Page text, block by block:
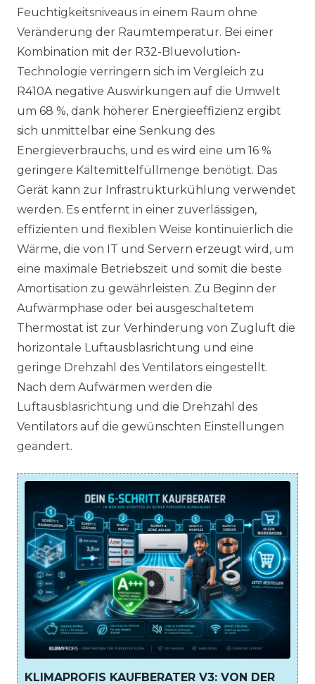
Feuchtigkeitsniveaus in einem Raum ohne
Veränderung der Raumtemperatur. Bei einer
Kombination mit der R32-Bluevolution-
Technologie verringern sich im Vergleich zu
R410A negative Auswirkungen auf die Umwelt
um 68 %, dank höherer Energieeffizienz ergibt
sich unmittelbar eine Senkung des
Energieverbrauchs, und es wird eine um 16 %
geringere Kältemittelfüllmenge benötigt. Das
Gerät kann zur Infrastrukturkühlung verwendet
werden. Es entfernt in einer zuverlässigen,
effizienten und flexiblen Weise kontinuierlich die
Wärme, die von IT und Servern erzeugt wird, um
eine maximale Betriebszeit und somit die beste
Amortisation zu gewährleisten. Zu Beginn der
Aufwärmphase oder bei ausgeschaltetem
Thermostat ist zur Verhinderung von Zugluft die
horizontale Luftausblasrichtung und eine
geringe Drehzahl des Ventilators eingestellt.
Nach dem Aufwärmen werden die
Luftausblasrichtung und die Drehzahl des
Ventilators auf die gewünschten Einstellungen
geändert.
KLIMAPROFIS KAUFBERATER V3: VON DER